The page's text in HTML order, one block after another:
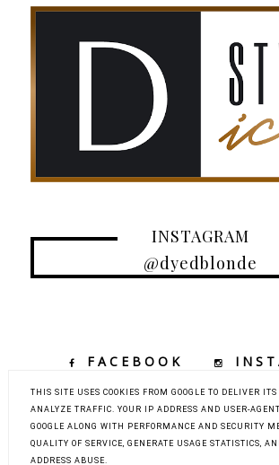
INSTAGRAM
@dyedblonde
FACEBOOK
TIKTOK
COPYRIGHT ©
THIS SITE USES COOKIES FROM GOOGLE TO DELIVER
ANALYZE TRAFFIC. YOUR IP ADDRESS AND USER-
GOOGLE ALONG WITH PERFORMANCE AND SECURITY
QUALITY OF SERVICE, GENERATE USAGE STATISTICS,
ADDRESS ABUSE.